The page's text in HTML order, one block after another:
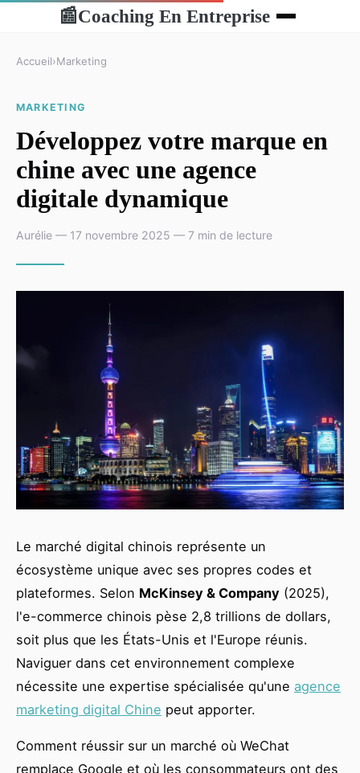
📰Coaching En Entreprise
Accueil›Marketing
MARKETING
Développez votre marque en
chine avec une agence
digitale dynamique
Aurélie — 17 novembre 2025 — 7 min de lecture
Le marché digital chinois représente un
écosystème unique avec ses propres codes et
plateformes. Selon McKinsey & Company (2025),
l'e-commerce chinois pèse 2,8 trillions de dollars,
soit plus que les États-Unis et l'Europe réunis.
Naviguer dans cet environnement complexe
nécessite une expertise spécialisée qu'une agence
marketing digital Chine peut apporter.
Comment réussir sur un marché où WeChat
remplace Google et où les consommateurs ont des